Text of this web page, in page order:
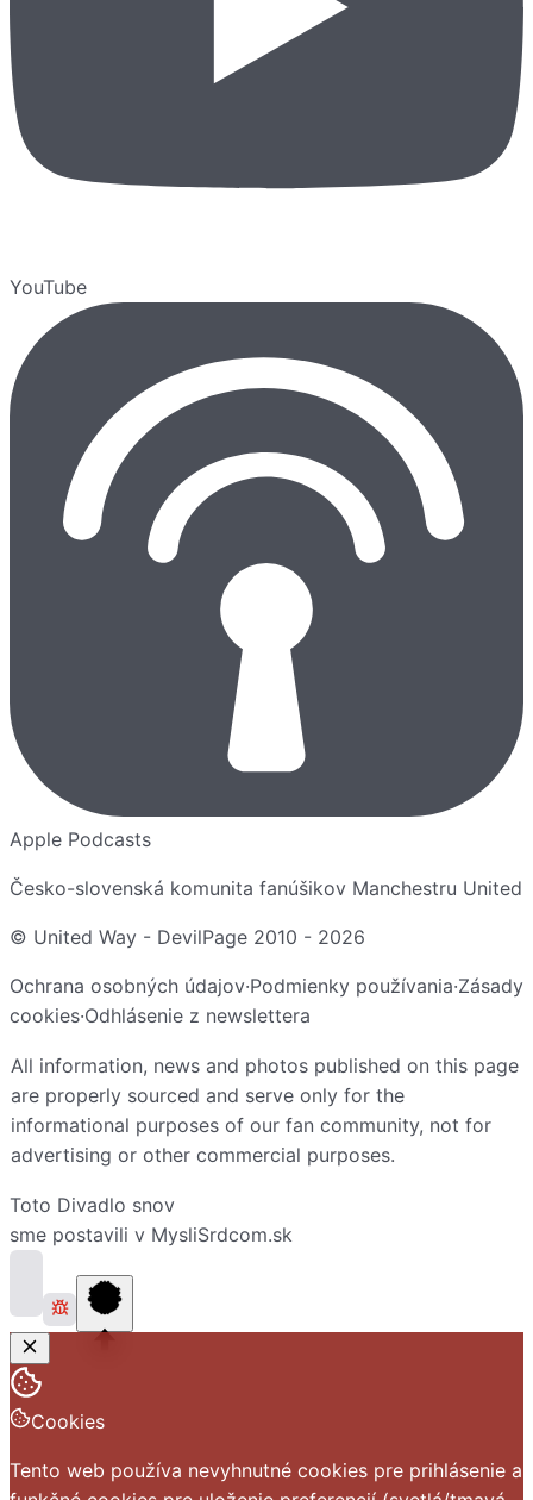
YouTube
Apple Podcasts
Česko-slovenská komunita fanúšikov Manchestru United
© United Way - DevilPage 2010 - 2026
Ochrana osobných údajov·Podmienky používania·Zásady
cookies·Odhlásenie z newslettera
All information, news and photos published on this page
are properly sourced and serve only for the
informational purposes of our fan community, not for
advertising or other commercial purposes.
Toto Divadlo snov
sme postavili v MysliSrdcom.sk
Cookies
Tento web používa nevyhnutné cookies pre prihlásenie a